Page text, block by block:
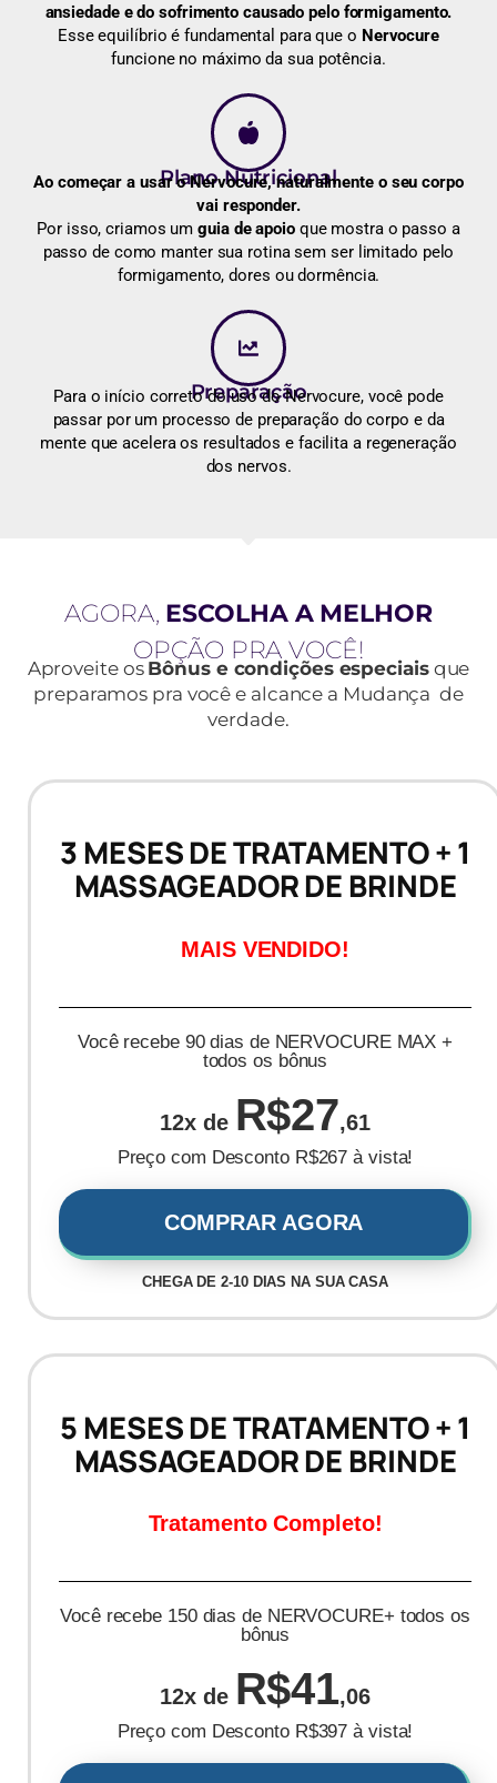
ansiedade e do sofrimento causado pelo formigamento.
Esse equilíbrio é fundamental para que o Nervocure
funcione no máximo da sua potência.
Plano Nutricional
Ao começar a usar o Nervocure, naturalmente o seu corpo
vai responder.
Por isso, criamos umguia de apoioque mostra o passo a
passo de como manter sua rotina sem ser limitado pelo
formigamento, dores ou dormência.
Preparação
Para o início correto do uso do Nervocure, você pode
passar por um processo de preparação do corpo e da
mente que acelera os resultados e facilita a regeneração
dos nervos.
AGORA, ESCOLHA A MELHOR
OPÇÃO PRA VOCÊ!
Aproveite os Bônus e condições especiaisque
preparamos pra você e alcance a Mudança de
verdade.
3 MESES DE TRATAMENTO + 1
MASSAGEADOR DE BRINDE
MAIS VENDIDO!
Você recebe 90 dias de NERVOCURE MAX +
todos os bônus
12x de R$27,61
Preço com Desconto R$267 à vista!
COMPRAR AGORA
CHEGA DE 2-10 DIAS NA SUA CASA
5 MESES DE TRATAMENTO + 1
MASSAGEADOR DE BRINDE
Tratamento Completo!
Você recebe 150 dias de NERVOCURE+ todos os
bônus
12x de R$41,06
Preço com Desconto R$397 à vista!